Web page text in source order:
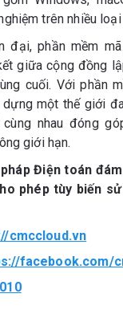
trên nhiều
đại, phần mềm
giữa cộng đồng
cuối. Với phần
một thế giới
nhau đóng
giới hạn.
Điện toán
phép tùy biến
cmccloud.vn
facebook.com/